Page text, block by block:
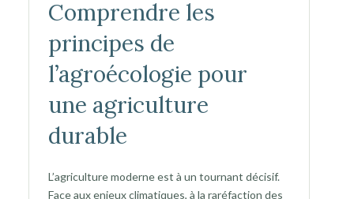
Comprendre les
principes de
l’agroécologie pour
une agriculture
durable
L’agriculture moderne est à un tournant décisif.
Face aux enjeux climatiques, à la raréfaction des